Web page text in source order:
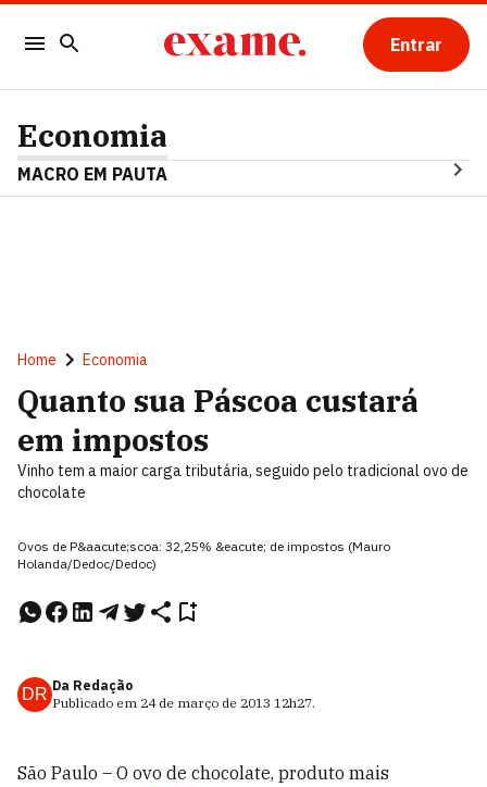
Entrar
Economia
MACRO EM PAUTA
Home Economia
Quanto sua Páscoa custará
em impostos
Vinho tem a maior carga tributária, seguido pelo tradicional ovo de
chocolate
Ovos de P&aacute;scoa: 32,25% &eacute; de impostos (Mauro
Holanda/Dedoc/Dedoc)
DR Da Redação
Publicado em 24 de março de 2013 12h27.
São Paulo – O ovo de chocolate, produto mais